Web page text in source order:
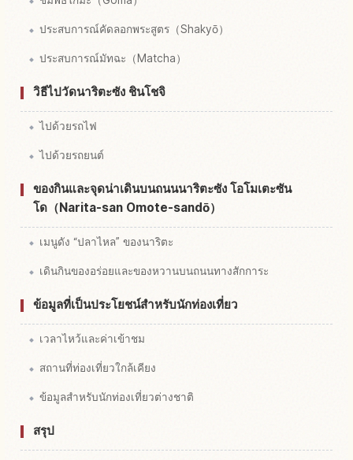
ประสบการณ์คัดลอกพระสูตร（Shakyō）
ประสบการณ์มัทฉะ（Matcha）
วิธีไปวัดนาริตะซัง ชินโชจิ
ไปด้วยรถไฟ
ไปด้วยรถยนต์
ของกินและจุดน่าเดินบนถนนนาริตะซัง โอโมเตะซัน
โด（Narita-san Omote-sandō）
เมนูดัง “ปลาไหล” ของนาริตะ
เดินกินของอร่อยและของหวานบนถนนทางสักการะ
ข้อมูลที่เป็นประโยชน์สำหรับนักท่องเที่ยว
เวลาไหว้และค่าเข้าชม
สถานที่ท่องเที่ยวใกล้เคียง
ข้อมูลสำหรับนักท่องเที่ยวต่างชาติ
สรุป